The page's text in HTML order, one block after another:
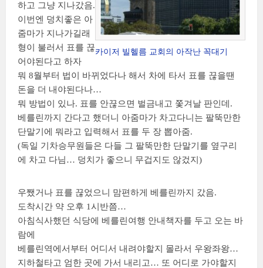
카이저 빌헬름 교회의 아작난 꼭대기
하고 그냥 지나갔음.
이번엔 덩치좋은 아
줌마가 지나가길래
형이 불러서 표를 끊
어야된다고 하자
뭐 8월부터 법이 바뀌었다나 해서 차에 타서 표를 끊을땐
돈을 더 내야된다나…
뭐 방법이 있나. 표를 안끊으면 벌금내고 쫓겨날 판인데.
베를린까지 간다고 했더니 아줌마가 차고다니는 팔뚝만한
단말기에 뭐라고 입력해서 표를 두 장 뽑아줌.
(독일 기차승무원들은 다들 그 팔뚝만한 단말기를 옆구리
에 차고 다님… 덩치가 좋으니 무겁지도 않겄지)
우쨌거나 표를 끊었으니 맘편하게 베를린까지 갔음.
도착시간 약 오후 1시반쯤…
아침식사했던 식당에 베를린여행 안내책자를 두고 오는 바
람에
베를린역에서부터 어디서 내려야할지 몰라서 우왕좌왕…
지하철타고 엄한 곳에 가서 내리고… 또 어디로 가야할지